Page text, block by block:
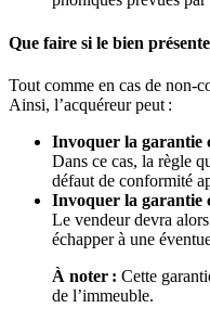
Que faire si le bien
Tout comme en cas de non-
Ainsi, l’acquéreur peut :
Invoquer la garantie
Dans ce cas, la règle
défaut de conformité
Invoquer la garantie
Le vendeur devra
échapper à une
À noter : Cette
de l’immeuble.